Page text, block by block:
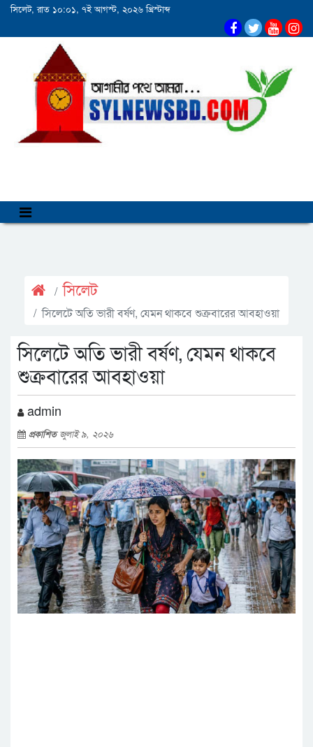
সিলেট, রাত ১০:০১, ৭ই আগস্ট, ২০২৬ খ্রিস্টাব্দ
সিলেট
সিলেটে অতি ভারী বর্ষণ, যেমন থাকবে শুক্রবারের আবহাওয়া
সিলেটে অতি ভারী বর্ষণ, যেমন থাকবে
শুক্রবারের আবহাওয়া
admin
প্রকাশিতজুলাই ৯, ২০২৬